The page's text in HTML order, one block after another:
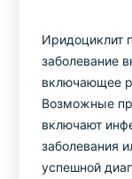
Иридоциклит
заболевание
включающее
Возможные
включают
заболевания
успешной